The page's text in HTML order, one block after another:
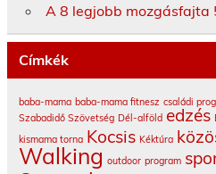
A 8 legjobb mozgásfajta
Címkék
baba-mama baba-mama fitnesz családi
Szabadidő Szövetség Dél-alföld edzés
kismama torna Kocsis Kéktúra
Walking outdoor program